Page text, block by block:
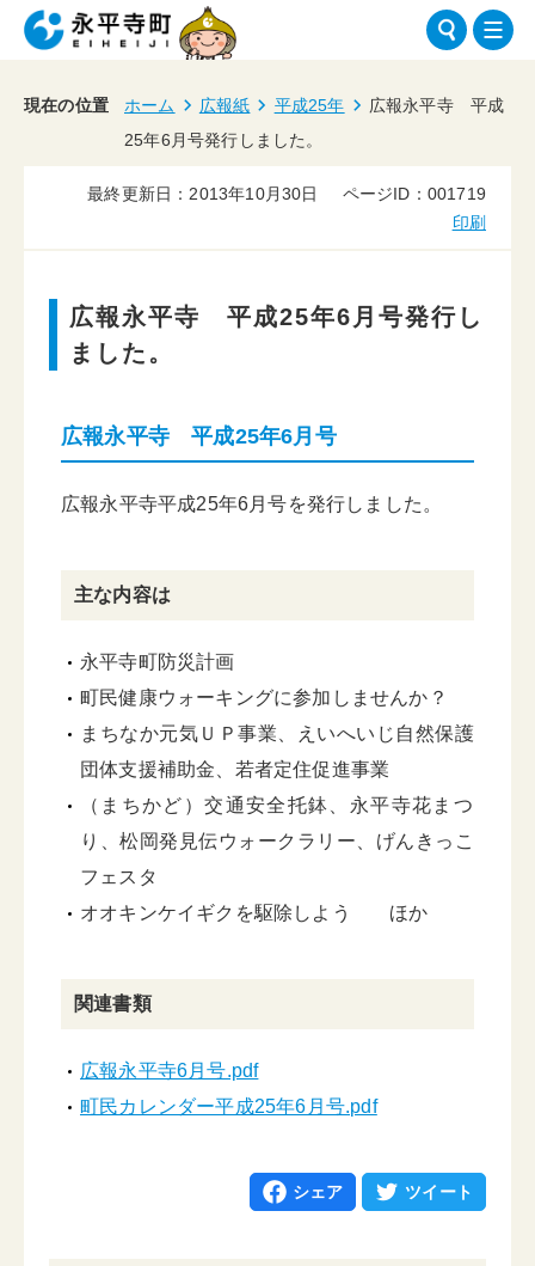
現在の位置 ホーム 広報紙 平成25年
広報永平寺 平成
25年6月号発行しました。
最終更新日：2013年10月30日
ページID：001719
印刷
広報永平寺 平成25年6月号発行し
ました。
広報永平寺 平成25年6月号
広報永平寺平成25年6月号を発行しました。
主な内容は
永平寺町防災計画
町民健康ウォーキングに参加しませんか？
まちなか元気ＵＰ事業、えいへいじ自然保護
団体支援補助金、若者定住促進事業
（まちかど）交通安全托鉢、永平寺花まつ
り、松岡発見伝ウォークラリー、げんきっこ
フェスタ
オオキンケイギクを駆除しよう ほか
関連書類
広報永平寺6月号.pdf
町民カレンダー平成25年6月号.pdf
シェア ツイート